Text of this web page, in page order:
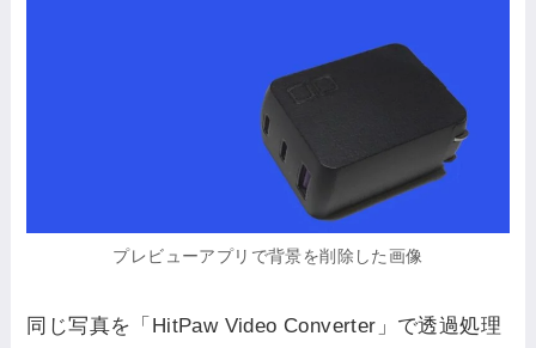
プレビューアプリで背景を削除した画像
同じ写真を「HitPaw Video Converter」で透過処理